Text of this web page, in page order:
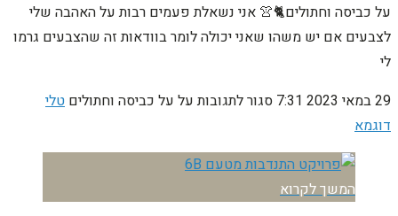
על כביסה וחתולים🐈👚 אני נשאלת פעמים רבות על האהבה שלי
לצבעים אם יש משהו שאני יכולה לומר בוודאות זה שהצבעים גרמו
לי
29 במאי 2023
7:31 סגור לתגובותעל על כביסה וחתולים טלי
דוגמא
המשך לקרוא